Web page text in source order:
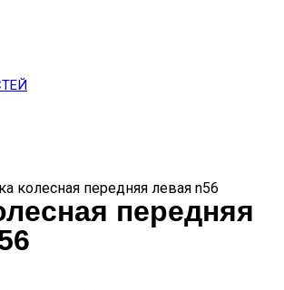
колесная передняя левая n56
передняя